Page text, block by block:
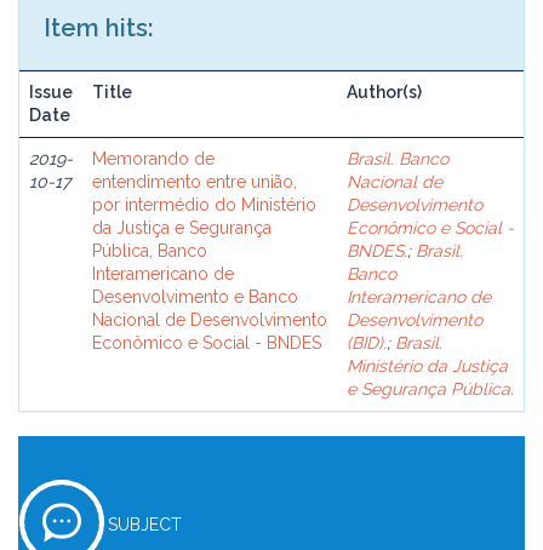
Item hits:
Issue
Date
Title Author(s)
2019-
10-17
Memorando de
entendimento entre união,
por intermédio do Ministério
da Justiça e Segurança
Pública, Banco
Interamericano de
Desenvolvimento e Banco
Nacional de Desenvolvimento
Econômico e Social - BNDES
Brasil. Banco
Nacional de
Desenvolvimento
Econômico e Social -
BNDES.; Brasil.
Banco
Interamericano de
Desenvolvimento
(BID).; Brasil.
Ministério da Justiça
e Segurança Pública.
SUBJECT